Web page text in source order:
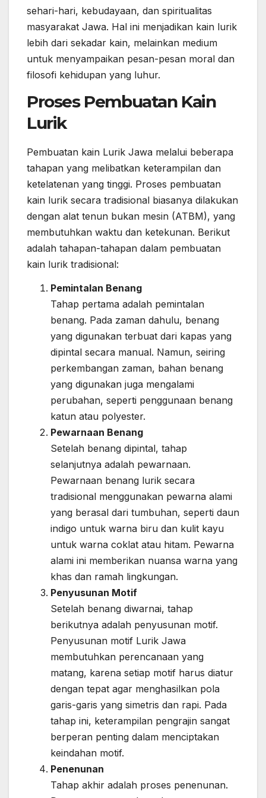
sehari-hari, kebudayaan, dan spiritualitas
masyarakat Jawa. Hal ini menjadikan kain lurik
lebih dari sekadar kain, melainkan medium
untuk menyampaikan pesan-pesan moral dan
filosofi kehidupan yang luhur.
Proses Pembuatan Kain
Lurik
Pembuatan kain Lurik Jawa melalui beberapa
tahapan yang melibatkan keterampilan dan
ketelatenan yang tinggi. Proses pembuatan
kain lurik secara tradisional biasanya dilakukan
dengan alat tenun bukan mesin (ATBM), yang
membutuhkan waktu dan ketekunan. Berikut
adalah tahapan-tahapan dalam pembuatan
kain lurik tradisional:
Pemintalan Benang
Tahap pertama adalah pemintalan
benang. Pada zaman dahulu, benang
yang digunakan terbuat dari kapas yang
dipintal secara manual. Namun, seiring
perkembangan zaman, bahan benang
yang digunakan juga mengalami
perubahan, seperti penggunaan benang
katun atau polyester.
Pewarnaan Benang
Setelah benang dipintal, tahap
selanjutnya adalah pewarnaan.
Pewarnaan benang lurik secara
tradisional menggunakan pewarna alami
yang berasal dari tumbuhan, seperti daun
indigo untuk warna biru dan kulit kayu
untuk warna coklat atau hitam. Pewarna
alami ini memberikan nuansa warna yang
khas dan ramah lingkungan.
Penyusunan Motif
Setelah benang diwarnai, tahap
berikutnya adalah penyusunan motif.
Penyusunan motif Lurik Jawa
membutuhkan perencanaan yang
matang, karena setiap motif harus diatur
dengan tepat agar menghasilkan pola
garis-garis yang simetris dan rapi. Pada
tahap ini, keterampilan pengrajin sangat
berperan penting dalam menciptakan
keindahan motif.
Penenunan
Tahap akhir adalah proses penenunan.